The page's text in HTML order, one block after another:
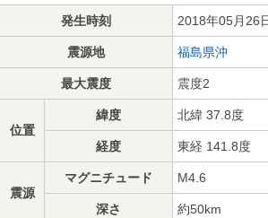
発生時刻 2018年05月26
震源地 福島県沖
最大震度 震度2
位置
緯度 北緯 37.8度
経度 東経 141.8度
震源
マグニチュード M4.6
深さ 約50km